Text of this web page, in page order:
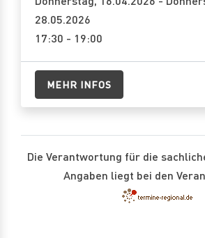
28.05.2026
17:30 - 19:00
MEHR INFOS
Die Verantwortung für die
Angaben liegt bei den